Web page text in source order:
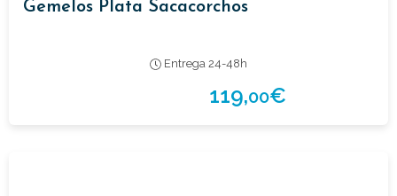
Gemelos Plata Sacacorchos
Entrega 24-48h
119,00€